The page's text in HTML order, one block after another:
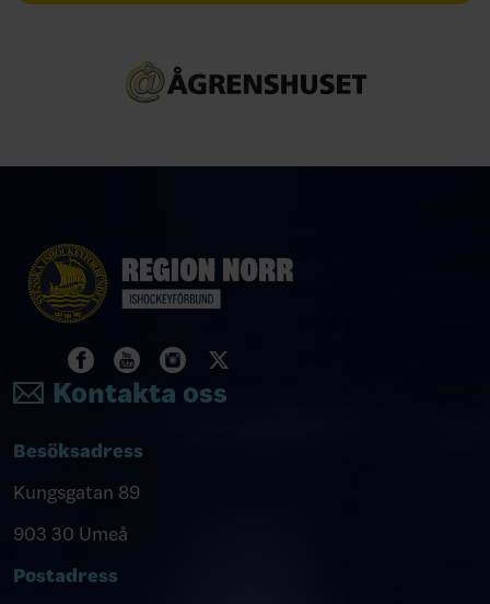
Kontakta oss
Besöksadress
Kungsgatan 89
903 30 Umeå
Postadress